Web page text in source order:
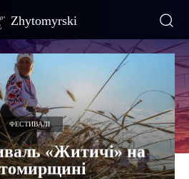
Zhytomyrski
ФЕСТИВАЛІ
«Житичі» на